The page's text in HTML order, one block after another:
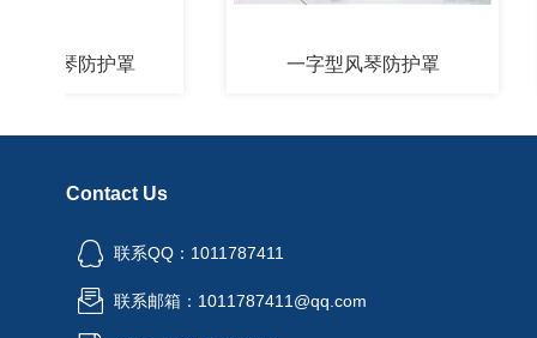
琴防护罩 一字型风琴防护罩
Contact Us
联系QQ：1011787411
联系邮箱：1011787411@qq.com